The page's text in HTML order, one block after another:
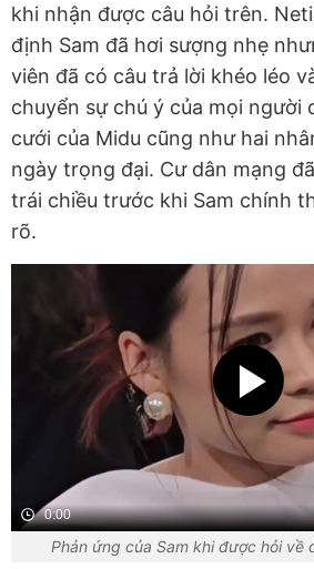
khi nhận được câu hỏi trên.
định Sam đã hơi sượng nhẹ
viên đã có câu trả lời khéo léo
chuyển sự chú ý của mọi người
cưới của Midu cũng như hai
ngày trọng đại. Cư dân mạng
trái chiều trước khi Sam chính
rõ.
0:00
Phản ứng của Sam khi được hỏi về